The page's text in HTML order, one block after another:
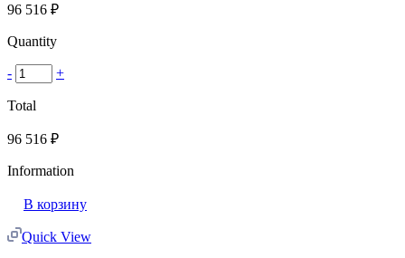
96 516 ₽
Quantity
- +
Total
96 516 ₽
Information
В корзину
Quick View